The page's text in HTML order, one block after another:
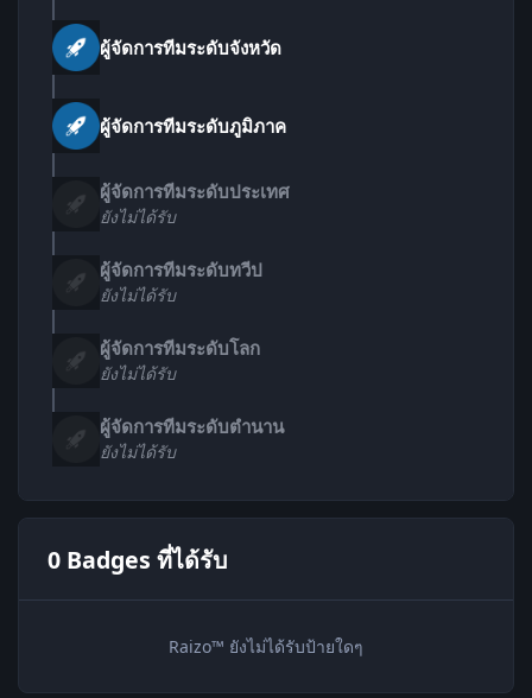
ผู้จัดการทีมระดับจังหวัด
ผู้จัดการทีมระดับภูมิภาค
ผู้จัดการทีมระดับประเทศ
ยังไม่ได้รับ
ผู้จัดการทีมระดับทวีป
ยังไม่ได้รับ
ผู้จัดการทีมระดับโลก
ยังไม่ได้รับ
ผู้จัดการทีมระดับตำนาน
ยังไม่ได้รับ
0 Badges ที่ได้รับ
Raizo™ ยังไม่ได้รับป้ายใดๆ